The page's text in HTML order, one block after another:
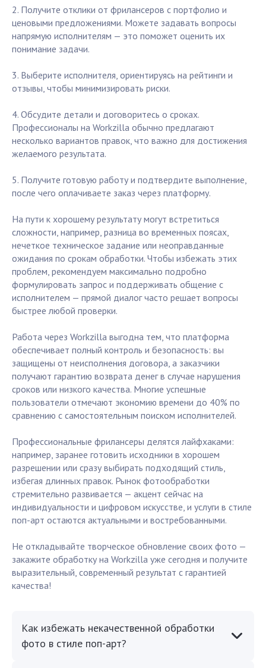
2. Получите отклики от фрилансеров с портфолио и
ценовыми предложениями. Можете задавать вопросы
напрямую исполнителям — это поможет оценить их
понимание задачи.
3. Выберите исполнителя, ориентируясь на рейтинги и
отзывы, чтобы минимизировать риски.
4. Обсудите детали и договоритесь о сроках.
Профессионалы на Workzilla обычно предлагают
несколько вариантов правок, что важно для достижения
желаемого результата.
5. Получите готовую работу и подтвердите выполнение,
после чего оплачиваете заказ через платформу.
На пути к хорошему результату могут встретиться
сложности, например, разница во временных поясах,
нечеткое техническое задание или неоправданные
ожидания по срокам обработки. Чтобы избежать этих
проблем, рекомендуем максимально подробно
формулировать запрос и поддерживать общение с
исполнителем — прямой диалог часто решает вопросы
быстрее любой проверки.
Работа через Workzilla выгодна тем, что платформа
обеспечивает полный контроль и безопасность: вы
защищены от неисполнения договора, а заказчики
получают гарантию возврата денег в случае нарушения
сроков или низкого качества. Многие успешные
пользователи отмечают экономию времени до 40% по
сравнению с самостоятельным поиском исполнителей.
Профессиональные фрилансеры делятся лайфхаками:
например, заранее готовить исходники в хорошем
разрешении или сразу выбирать подходящий стиль,
избегая длинных правок. Рынок фотообработки
стремительно развивается — акцент сейчас на
индивидуальности и цифровом искусстве, и услуги в стиле
поп-арт остаются актуальными и востребованными.
Не откладывайте творческое обновление своих фото —
закажите обработку на Workzilla уже сегодня и получите
выразительный, современный результат с гарантией
качества!
Как избежать некачественной обработки
фото в стиле поп-арт?